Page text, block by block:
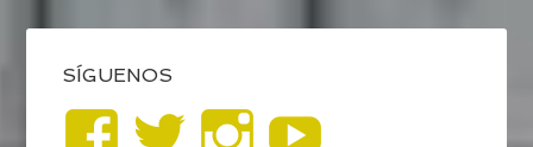
SÍGUENOS
VerVerVer